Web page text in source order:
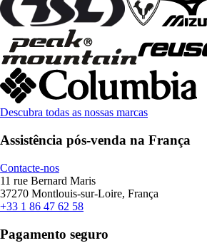
Descubra todas as nossas marcas
Assistência pós-venda na França
Contacte-nos
11 rue Bernard Maris
37270 Montlouis-sur-Loire, França
+33 1 86 47 62 58
Pagamento seguro